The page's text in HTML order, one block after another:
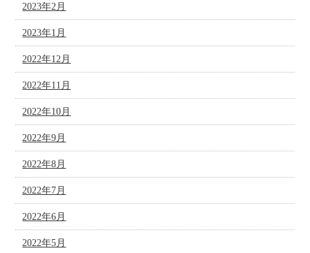
2023年2月
2023年1月
2022年12月
2022年11月
2022年10月
2022年9月
2022年8月
2022年7月
2022年6月
2022年5月